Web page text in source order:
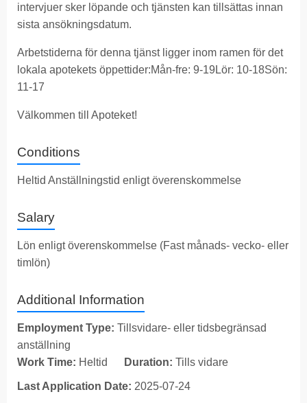
intervjuer sker löpande och tjänsten kan tillsättas innan
sista ansökningsdatum.
Arbetstiderna för denna tjänst ligger inom ramen för det
lokala apotekets öppettider:Mån-fre: 9-19Lör: 10-18Sön:
11-17
Välkommen till Apoteket!
Conditions
Heltid Anställningstid enligt överenskommelse
Salary
Lön enligt överenskommelse (Fast månads- vecko- eller
timlön)
Additional Information
Employment Type: Tillsvidare- eller tidsbegränsad
anställning
Work Time: Heltid Duration: Tills vidare
Last Application Date: 2025-07-24